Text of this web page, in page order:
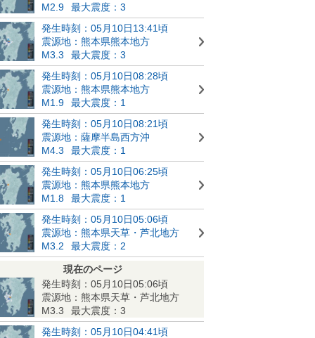
M2.9
最大震度：3
発生時刻：05月10日13:41頃
震源地：熊本県熊本地方
M3.3
最大震度：3
発生時刻：05月10日08:28頃
震源地：熊本県熊本地方
M1.9
最大震度：1
発生時刻：05月10日08:21頃
震源地：薩摩半島西方沖
M4.3
最大震度：1
発生時刻：05月10日06:25頃
震源地：熊本県熊本地方
M1.8
最大震度：1
発生時刻：05月10日05:06頃
震源地：熊本県天草・芦北地方
M3.2
最大震度：2
現在のページ
発生時刻：05月10日05:06頃
震源地：熊本県天草・芦北地方
M3.3
最大震度：3
発生時刻：05月10日04:41頃